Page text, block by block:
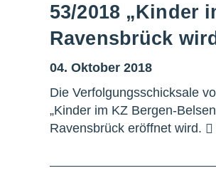
53/2018 „Kinder
Ravensbrück
04. Oktober 2018
Die Verfolgungsschicksale
„Kinder im KZ Bergen-
Ravensbrück eröffnet wird.